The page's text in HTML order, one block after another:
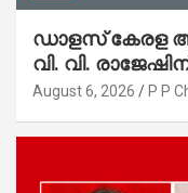
ഡാളസ് കേരള
August 6, 2026 P P